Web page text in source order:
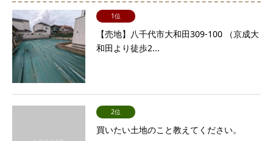
1位
【売地】八千代市大和田309-100 （京成大
和田より徒歩2...
2位
買いたい土地のこと教えてください。